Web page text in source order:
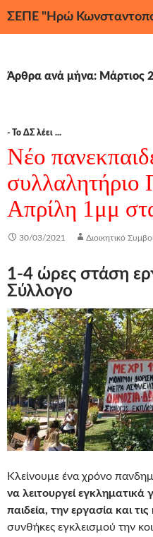
Άρθρα ανά μήνα: Μάρτιος
- Το ΔΣ λέει ...
Νέο
συλλαλητήριο
Απρίλη 1μμ
30/03/2021 Διοικητικό
1-4 ώρες στάση
Σύλλογο
Κλείνουμε ένα χρόνο
να λειτουργεί εγκληματικά
παιδεία, την εργασία και
συνθήκες εγκλεισμού την